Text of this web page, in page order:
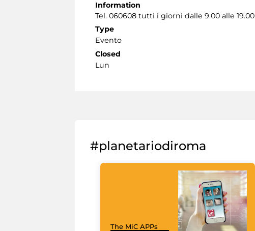
Information
Tel. 060608 tutti i giorni dalle 9.00 alle 19.00
Type
Evento
Closed
Lun
#planetariodiroma
The MiC APPs